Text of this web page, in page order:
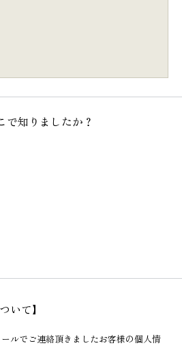
で知りましたか？
いて】
ルでご連絡頂きましたお客様の個人情